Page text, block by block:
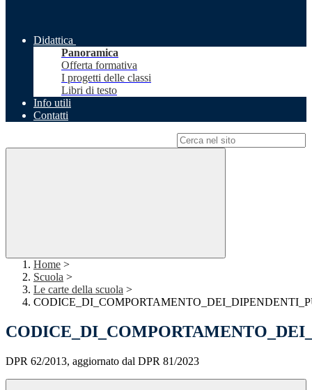
Didattica
Panoramica
Offerta formativa
I progetti delle classi
Libri di testo
Info utili
Contatti
Home >
Scuola >
Le carte della scuola >
DPR 62/2013, aggiornato dal DPR 81/2023